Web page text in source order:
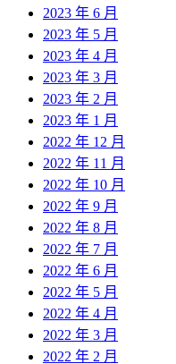
2023 年 6 月
2023 年 5 月
2023 年 4 月
2023 年 3 月
2023 年 2 月
2023 年 1 月
2022 年 12 月
2022 年 11 月
2022 年 10 月
2022 年 9 月
2022 年 8 月
2022 年 7 月
2022 年 6 月
2022 年 5 月
2022 年 4 月
2022 年 3 月
2022 年 2 月